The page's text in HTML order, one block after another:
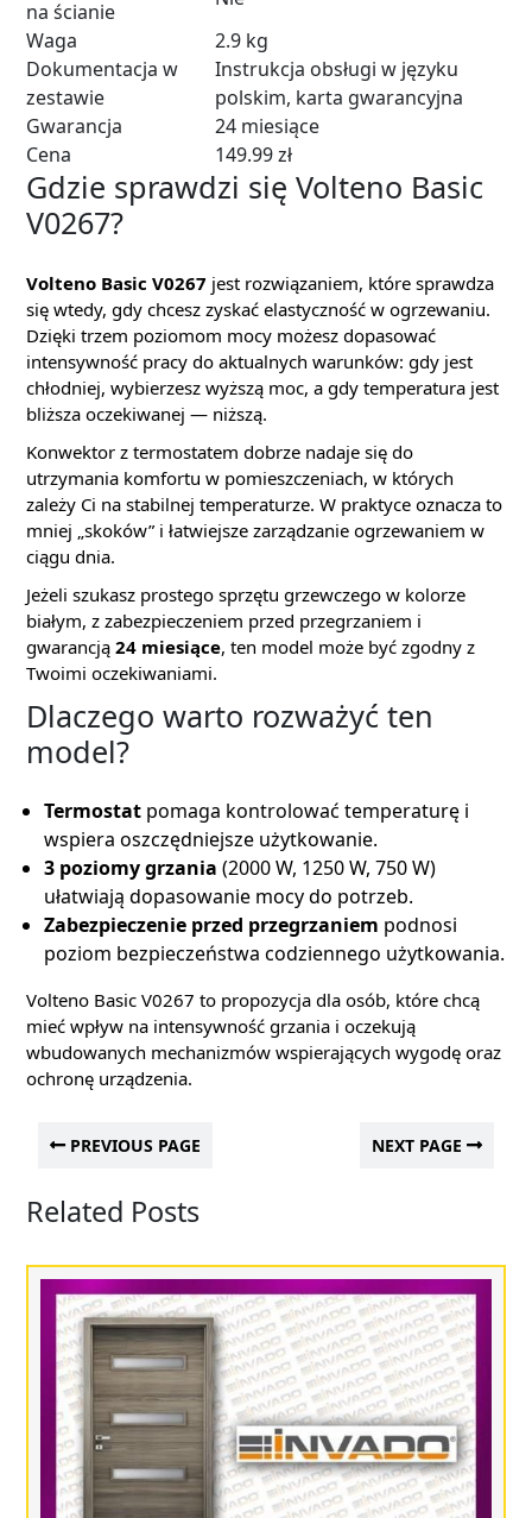
na ścianie
Waga
2.9 kg
Dokumentacja w
zestawie
Instrukcja obsługi w języku
polskim, karta gwarancyjna
Gwarancja
24 miesiące
Cena
149.99 zł
Gdzie sprawdzi się Volteno Basic
V0267?
Volteno Basic V0267 jest rozwiązaniem, które sprawdza
się wtedy, gdy chcesz zyskać elastyczność w ogrzewaniu.
Dzięki trzem poziomom mocy możesz dopasować
intensywność pracy do aktualnych warunków: gdy jest
chłodniej, wybierzesz wyższą moc, a gdy temperatura jest
bliższa oczekiwanej — niższą.
Konwektor z termostatem dobrze nadaje się do
utrzymania komfortu w pomieszczeniach, w których
zależy Ci na stabilnej temperaturze. W praktyce oznacza to
mniej „skoków” i łatwiejsze zarządzanie ogrzewaniem w
ciągu dnia.
Jeżeli szukasz prostego sprzętu grzewczego w kolorze
białym, z zabezpieczeniem przed przegrzaniem i
gwarancją 24 miesiące, ten model może być zgodny z
Twoimi oczekiwaniami.
Dlaczego warto rozważyć ten
model?
Termostat pomaga kontrolować temperaturę i
wspiera oszczędniejsze użytkowanie.
3 poziomy grzania (2000 W, 1250 W, 750 W)
ułatwiają dopasowanie mocy do potrzeb.
Zabezpieczenie przed przegrzaniem podnosi
poziom bezpieczeństwa codziennego użytkowania.
Volteno Basic V0267 to propozycja dla osób, które chcą
mieć wpływ na intensywność grzania i oczekują
wbudowanych mechanizmów wspierających wygodę oraz
ochronę urządzenia.
PREVIOUS PAGE NEXT PAGE
Related Posts